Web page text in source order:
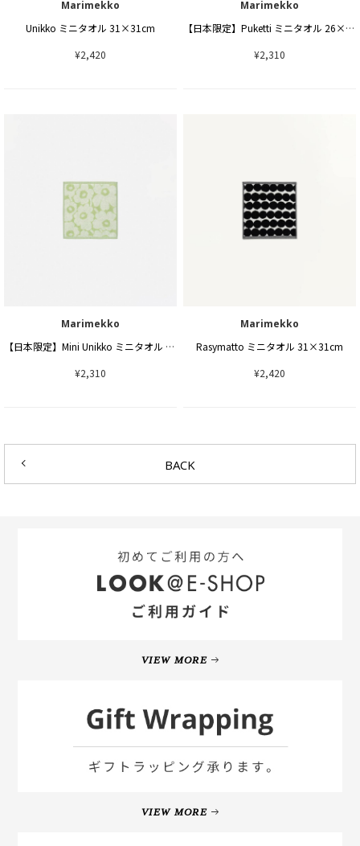
Marimekko
Unikko ミニタオル 31×31cm
¥2,420
Marimekko
【日本限定】Puketti ミニタオル 26×26cm
¥2,310
Marimekko
【日本限定】Mini Unikko ミニタオル 26×26cm
¥2,310
Marimekko
Rasymatto ミニタオル 31×31cm
¥2,420
BACK
VIEW MORE
VIEW MORE